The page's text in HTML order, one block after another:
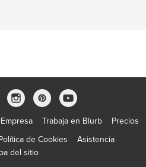
Empresa Trabaja en Blurb
Precios
de Cookies
Asistencia
del sitio